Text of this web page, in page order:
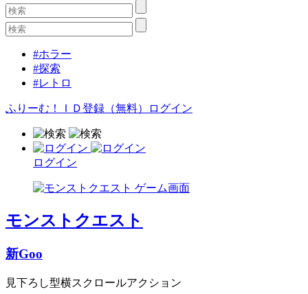
#ホラー
#探索
#レトロ
ふりーむ！ＩＤ登録（無料） ログイン
ログイン
モンストクエスト
新Goo
見下ろし型横スクロールアクション